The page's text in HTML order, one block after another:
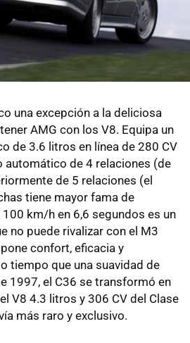
una excepción a la deliciosa
AMG con los V8. Equipa un
de 3.6 litros en línea de 280 CV
automático de 4 relaciones (de
de 5 relaciones (el
tiene mayor fama de
km/h en 6,6 segundos es un
no puede rivalizar con el M3
confort, eficacia y
tiempo que una suavidad de
1997, el C36 se transformó en
V8 4.3 litros y 306 CV del Clase
más raro y exclusivo.